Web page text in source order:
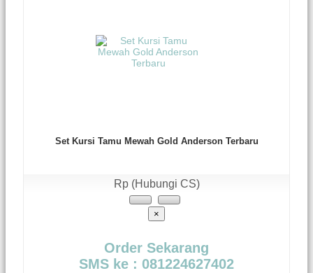
Set Kursi Tamu Mewah Gold Anderson Terbaru
Rp (Hubungi CS)
×
Order Sekarang
SMS ke : 081224627402